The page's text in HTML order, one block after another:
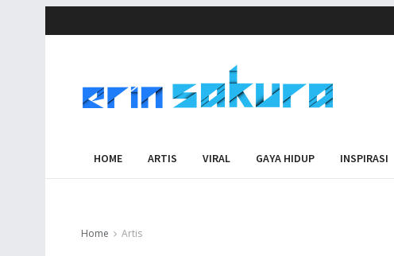
HOME ARTIS VIRAL GAYA HIDUP INSPIRASI
Home Artis